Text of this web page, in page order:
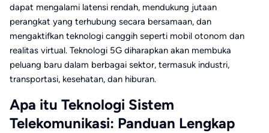
dapat mengalami latensi rendah, mendukung jutaan
perangkat yang terhubung secara bersamaan, dan
mengaktifkan teknologi canggih seperti mobil otonom dan
realitas virtual. Teknologi 5G diharapkan akan membuka
peluang baru dalam berbagai sektor, termasuk industri,
transportasi, kesehatan, dan hiburan.
Apa itu Teknologi Sistem
Telekomunikasi: Panduan Lengkap